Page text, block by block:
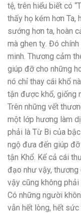
tệ, trên hiểu biết có
thấy họ kém hơn Ta,
sướng hơn ta, hoàn
mà ghen tỵ. Đó chính
minh. Thương cảm
giúp đỡ cho những
nó chỉ thay cái khổ
tận được khổ, giống
Trên những vết
một lớp hương làm
phải là Từ Bi của
ngộ đưa đến giúp
tận Khổ. Kể cả cái
đạo như vậy, thương
vậy cũng không phải
Có những người
vẫn hết lòng, hết